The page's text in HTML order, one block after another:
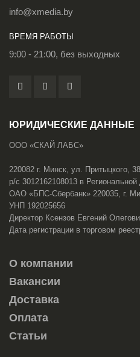
info@xmedia.by
ВРЕМЯ РАБОТЫ
9:00 - 21:00, без выходных
ЮРИДИЧЕСКИЕ ДАННЫЕ
ООО «СКАЙ ЛАБС»
220082 г. Минск, ул. Притыцкого, 38
р/с 3012162108013 в
ОАО «БПС-Сбербанк» 220035, г.
УНП 192025656
Директор Ксензов Евгений
Дата регистрации в торговом
О компании
Вакансии
Доставка
Оплата
Статьи